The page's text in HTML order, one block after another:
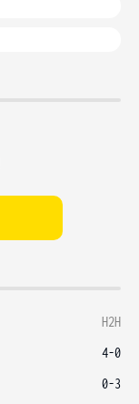
H2H
4-0
0-3